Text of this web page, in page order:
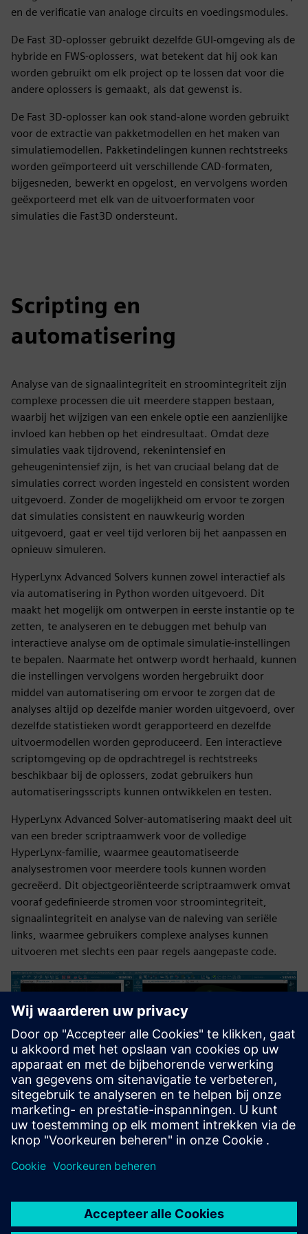
en de verificatie van analoge circuits en voedingsmodules.
De Fast 3D-oplosser gebruikt dezelfde GUI-omgeving als de
hybride en FWS-oplossers, wat betekent dat hij ook kan
worden gebruikt om elk project op te lossen dat voor die
andere oplossers is gemaakt, als dat gewenst is.
De Fast 3D-oplosser kan ook stand-alone worden gebruikt
voor de extractie van pakketmodellen en het maken van
simulatiemodellen. Pakketindelingen kunnen rechtstreeks
worden geïmporteerd uit verschillende CAD-formaten,
bijgesneden, bewerkt en opgelost, en vervolgens worden
geëxporteerd met elk van de uitvoerformaten voor
simulaties die Fast3D ondersteunt.
Scripting en
automatisering
Analyse van de signaalintegriteit en stroomintegriteit zijn
complexe processen die uit meerdere stappen bestaan,
waarbij het wijzigen van een enkele optie een aanzienlijke
invloed kan hebben op het eindresultaat. Omdat deze
simulaties vaak tijdrovend, rekenintensief en
geheugenintensief zijn, is het van cruciaal belang dat de
simulaties correct worden ingesteld en consistent worden
uitgevoerd. Zonder de mogelijkheid om ervoor te zorgen
dat simulaties consistent en nauwkeurig worden
uitgevoerd, gaat er veel tijd verloren bij het aanpassen en
opnieuw simuleren.
HyperLynx Advanced Solvers kunnen zowel interactief als
via automatisering in Python worden uitgevoerd. Dit
maakt het mogelijk om ontwerpen in eerste instantie op te
zetten, te analyseren en te debuggen met behulp van
interactieve analyse om de optimale simulatie-instellingen
te bepalen. Naarmate het ontwerp wordt herhaald, kunnen
die instellingen vervolgens worden hergebruikt door
middel van automatisering om ervoor te zorgen dat de
analyses altijd op dezelfde manier worden uitgevoerd, over
dezelfde statistieken wordt gerapporteerd en dezelfde
uitvoermodellen worden geproduceerd. Een interactieve
scriptomgeving op de opdrachtregel is rechtstreeks
beschikbaar bij de oplossers, zodat gebruikers hun
automatiseringsscripts kunnen ontwikkelen en testen.
HyperLynx Advanced Solver-automatisering maakt deel uit
van een breder scriptraamwerk voor de volledige
HyperLynx-familie, waarmee geautomatiseerde
analysestromen voor meerdere tools kunnen worden
gecreëerd. Dit objectgeoriënteerde scriptraamwerk omvat
vooraf gedefinieerde stromen voor stroomintegriteit,
signaalintegriteit en analyse van de naleving van seriële
links, waarmee gebruikers complexe analyses kunnen
uitvoeren met slechts een paar regels aangepaste code.